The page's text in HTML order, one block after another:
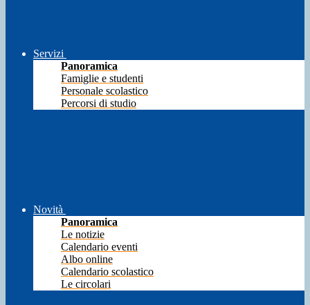
Servizi
Panoramica
Famiglie e studenti
Personale scolastico
Percorsi di studio
Novità
Panoramica
Le notizie
Calendario eventi
Albo online
Calendario scolastico
Le circolari